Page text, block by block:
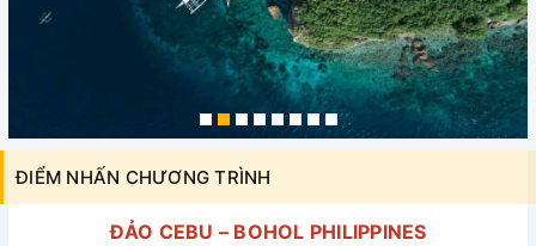
ĐIỂM NHẤN CHƯƠNG TRÌNH
ĐẢO CEBU – BOHOL PHILIPPINES